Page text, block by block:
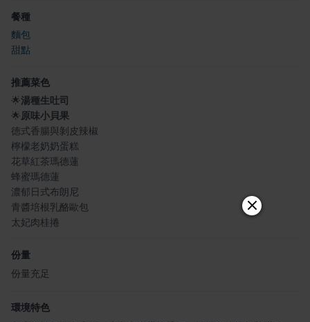
餐種
麵包
甜點
推薦菜色
🌟湯種生吐司
🌟原味小貝果
徳式香腸與剝皮辣椒
檸檬老奶奶蛋糕
花草紅茶瑪德蓮
蜂蜜瑪德蓮
濃郁日式布朗尼
青醬培根乳酪歐包
太妃肉桂捲
份量
份量充足
環境特色